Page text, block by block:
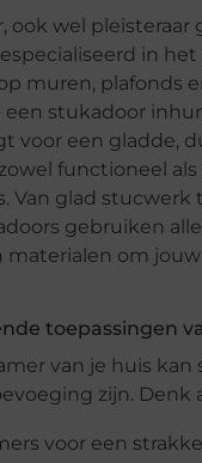
ook wel pleisteraar
in
muren, plafonds
een stukadoor
voor een gladde,
functioneel
Van glad stucwerk
gebruiken
materialen om
toepassingen
van je huis kan
zijn. Denk
voor een